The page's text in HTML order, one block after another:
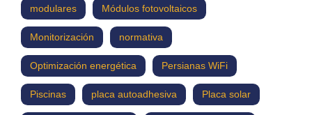
modulares Módulos fotovoltaicos
Monitorización normativa
Optimización energética Persianas WiFi
Piscinas placa autoadhesiva Placa solar